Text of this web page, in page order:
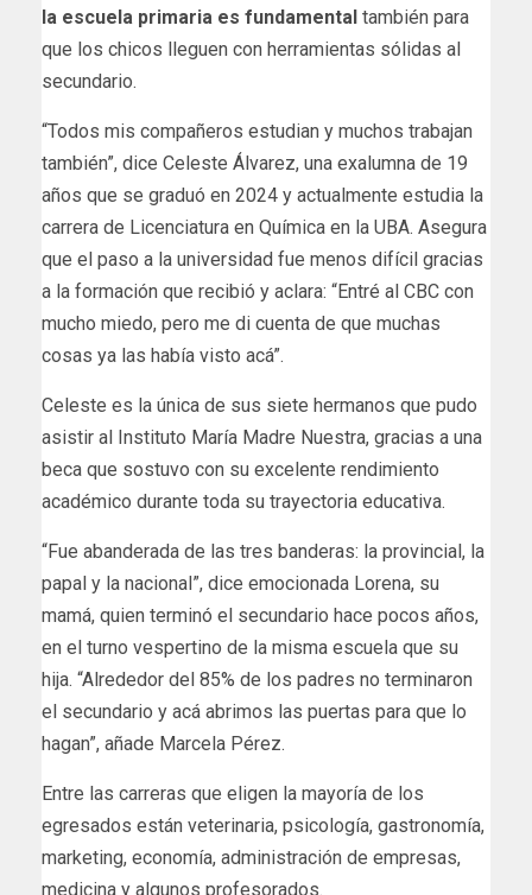
la escuela primaria es fundamental también para
que los chicos lleguen con herramientas sólidas al
secundario.
“Todos mis compañeros estudian y muchos trabajan
también”, dice Celeste Álvarez, una exalumna de 19
años que se graduó en 2024 y actualmente estudia la
carrera de Licenciatura en Química en la UBA. Asegura
que el paso a la universidad fue menos difícil gracias
a la formación que recibió y aclara: “Entré al CBC con
mucho miedo, pero me di cuenta de que muchas
cosas ya las había visto acá”.
Celeste es la única de sus siete hermanos que pudo
asistir al Instituto María Madre Nuestra, gracias a una
beca que sostuvo con su excelente rendimiento
académico durante toda su trayectoria educativa.
“Fue abanderada de las tres banderas: la provincial, la
papal y la nacional”, dice emocionada Lorena, su
mamá, quien terminó el secundario hace pocos años,
en el turno vespertino de la misma escuela que su
hija. “Alrededor del 85% de los padres no terminaron
el secundario y acá abrimos las puertas para que lo
hagan”, añade Marcela Pérez.
Entre las carreras que eligen la mayoría de los
egresados están veterinaria, psicología, gastronomía,
marketing, economía, administración de empresas,
medicina y algunos profesorados.